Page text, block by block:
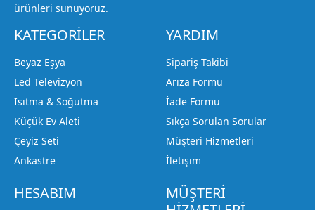
ürünleri sunuyoruz.
KATEGORİLER
Beyaz Eşya
Led Televizyon
Isıtma & Soğutma
Küçük Ev Aleti
Çeyiz Seti
Ankastre
YARDIM
Sipariş Takibi
Arıza Formu
İade Formu
Sıkça Sorulan Sorular
Müşteri Hizmetleri
İletişim
HESABIM
MÜŞTERİ